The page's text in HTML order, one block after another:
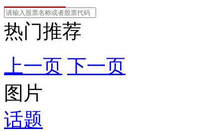
热门推荐
上一页 下一页
图片
话题